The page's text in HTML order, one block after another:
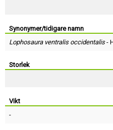
Synonymer/tidigare namn
Lophosaura ventralis occidentalis-
Storlek
Vikt
-